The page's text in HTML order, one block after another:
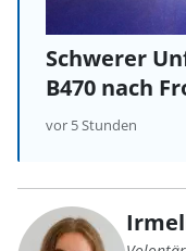
Schwerer
B470 nach
vor 5 Stunden